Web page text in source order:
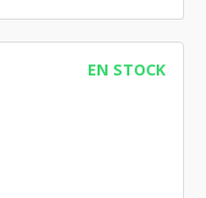
EN STOCK